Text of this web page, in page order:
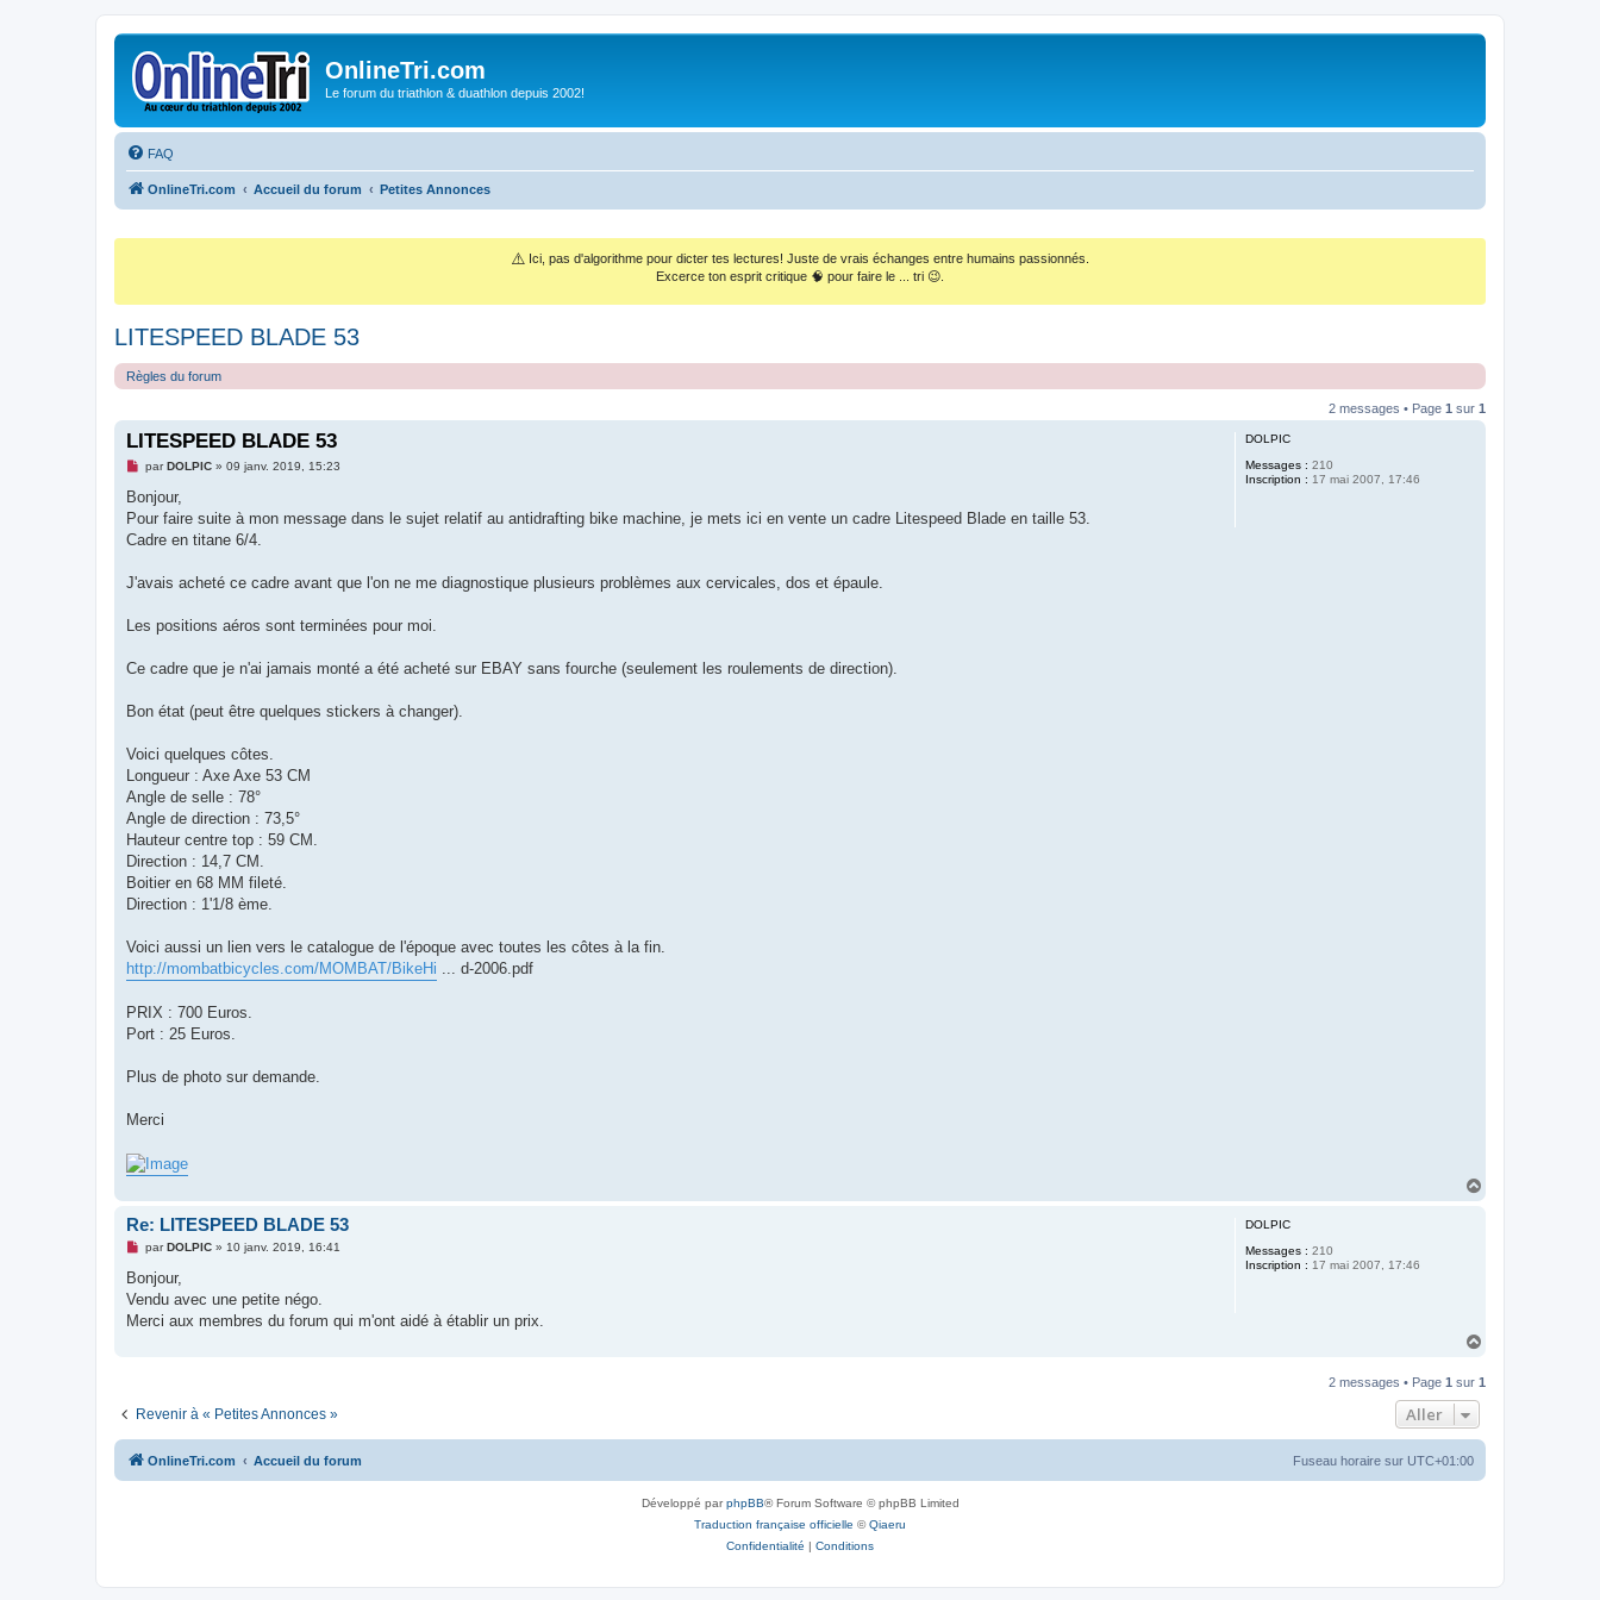
OnlineTri.com
Le forum du triathlon & duathlon depuis 2002!
FAQ
OnlineTri.com Accueil du forum Petites Annonces
⚠️ Ici, pas d'algorithme pour dicter tes lectures! Juste de vrais échanges entre humains passionnés.
Excerce ton esprit critique 🧠 pour faire le ... tri 😉.
LITESPEED BLADE 53
Règles du forum
2 messages • Page 1 sur 1
DOLPIC
Messages : 210
Inscription : 17 mai 2007, 17:46
LITESPEED BLADE 53
M
s
a
g
o
u
parDOLPIC» 09 janv. 2019, 15:23
Bonjour,
Pour faire suite à mon message dans le sujet relatif au antidrafting bike machine, je mets ici en vente un cadre Litespeed Blade en taille 53.
Cadre en titane 6/4.
J'avais acheté ce cadre avant que l'on ne me diagnostique plusieurs problèmes aux cervicales, dos et épaule.
Les positions aéros sont terminées pour moi.
Ce cadre que je n'ai jamais monté a été acheté sur EBAY sans fourche (seulement les roulements de direction).
Bon état (peut être quelques stickers à changer).
Voici quelques côtes.
Longueur : Axe Axe 53 CM
Angle de selle : 78°
Angle de direction : 73,5°
Hauteur centre top : 59 CM.
Direction : 14,7 CM.
Boitier en 68 MM fileté.
Direction : 1'1/8 ème.
Voici aussi un lien vers le catalogue de l'époque avec toutes les côtes à la fin.
http://mombatbicycles.com/MOMBAT/BikeHi ... d-2006.pdf
PRIX : 700 Euros.
Port : 25 Euros.
Plus de photo sur demande.
Merci
DOLPIC
Messages : 210
Inscription : 17 mai 2007, 17:46
Re: LITESPEED BLADE 53
M
s
a
g
parDOLPIC» 10 janv. 2019, 16:41
Bonjour,
Vendu avec une petite négo.
Merci aux membres du forum qui m'ont aidé à établir un prix.
t
2 messages • Page 1 sur 1
Revenir à « Petites Annonces » Aller
OnlineTri.com Accueil du forum Fuseau horaire sur UTC+01:00
Développé parphpBB® Forum Software © phpBB Limited
Traduction française officielle ©Qiaeru
Confidentialité | Conditions